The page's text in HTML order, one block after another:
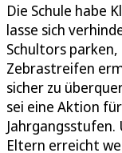
Die Schule habe
lasse sich
Schultors parken,
Zebrastreifen
sicher zu
sei eine Aktion
Eltern erreicht